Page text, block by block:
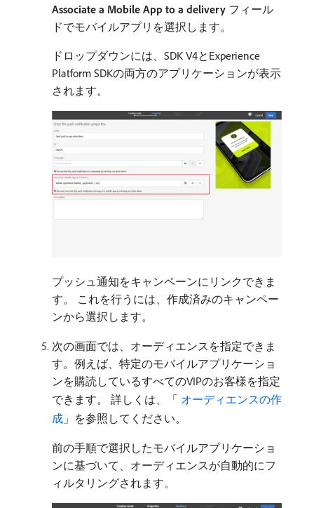
Associate a Mobile App to a delivery フィール
ドでモバイルアプリを選択します。
ドロップダウンには、SDK V4とExperience
Platform SDKの両方のアプリケーションが表示
されます。
プッシュ通知をキャンペーンにリンクできま
す。 これを行うには、作成済みのキャンペー
ンから選択します。
次の画面では、オーディエンスを指定できま
す。例えば、特定のモバイルアプリケーショ
ンを購読しているすべてのVIPのお客様を指定
できます。 詳しくは、「 ​ オーディエンスの作
成 」を参照してください。
前の手順で選択したモバイルアプリケーショ
ンに基づいて、オーディエンスが自動的にフ
ィルタリングされます。